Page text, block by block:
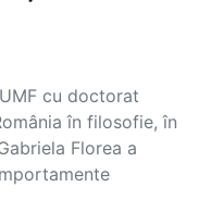
cu doctorat
în filosofie, în
Florea a